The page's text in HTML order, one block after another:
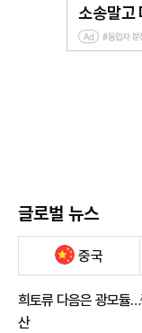
글로벌 뉴스
중국
희토류 다음은 광모듈
산